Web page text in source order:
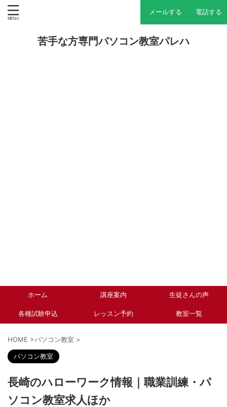
メールする 電話する
苦手な方専門パソコン教室パレハ
ホーム 講座案内 生徒さんの声
各種試験申込 レッスン予約 教室一覧
HOME >パソコン教室 >
パソコン教室
長崎のハローワーク情報｜職業訓練・パ
ソコン教室求人ほか